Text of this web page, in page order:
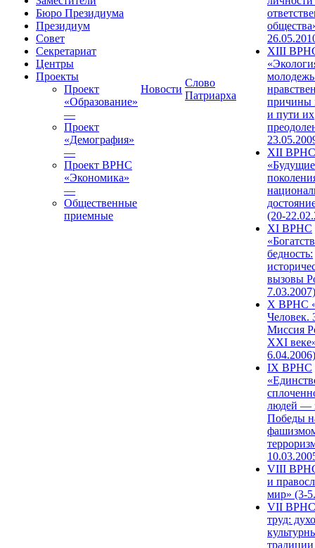
Бюро Президиума
Президиум
Совет
Секретариат
Центры
Проекты
Проект
«Образование»
—
Проект
«Демография»
—
Проект ВРНС
«Экономика»
—
Общественные
приемные
Новости
Слово
Патриарха
XIII
причины
и пути их
XII ВРНС
«Будущие
(20-
XI ВРНС
бедность:
вызовы
7.03.2007)
X ВРНС
Человек.
Миссия
XXI
6.04.2006)
IX ВРНС
людей —
Победы
VIII
и
мир» (3-
VII ВРНС
труд: